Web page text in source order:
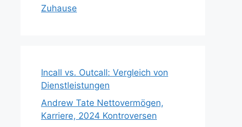
Zuhause
Incall vs. Outcall: Vergleich von
Dienstleistungen
Andrew Tate Nettovermögen,
Karriere, 2024 Kontroversen